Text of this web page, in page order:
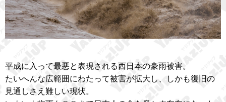
平成に入って最悪と表現される西日本の豪雨被害。
たいへんな広範囲にわたって被害が拡大し、しかも復旧の
見通しさえ難しい現状。